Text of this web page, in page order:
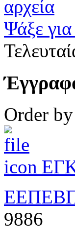
Ψάξε για
Order
9886